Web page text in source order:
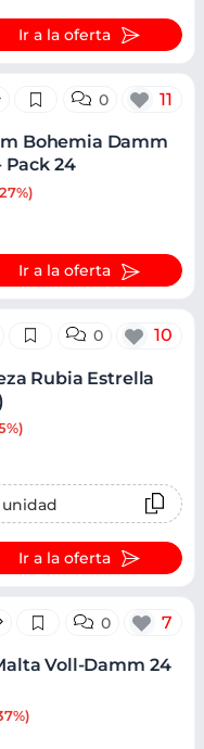
Ir a la oferta
0 11
Bohemia Damm
Pack 24
Ir a la oferta
0 10
Rubia Estrella
unidad
Ir a la oferta
0 7
Voll-Damm 24